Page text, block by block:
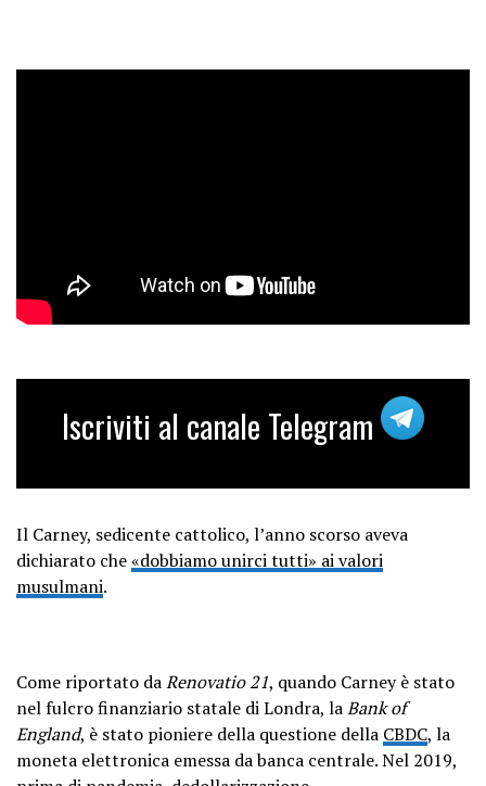
Iscriviti al canale Telegram
Il Carney, sedicente cattolico, l’anno scorso aveva
dichiarato che«dobbiamo unirci tutti» ai valori
musulmani.
Come riportato daRenovatio 21, quando Carney è stato
nel fulcro finanziario statale di Londra, laBank of
England, è stato pioniere della questione della CBDC, la
moneta elettronica emessa da banca centrale. Nel 2019,